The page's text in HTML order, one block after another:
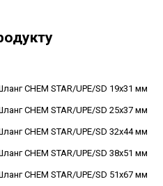
CHEM STAR/UPE/SD 19x31 мм
CHEM STAR/UPE/SD 25x37 мм
CHEM STAR/UPE/SD 32x44 мм
CHEM STAR/UPE/SD 38x51 мм
CHEM STAR/UPE/SD 51x67 мм